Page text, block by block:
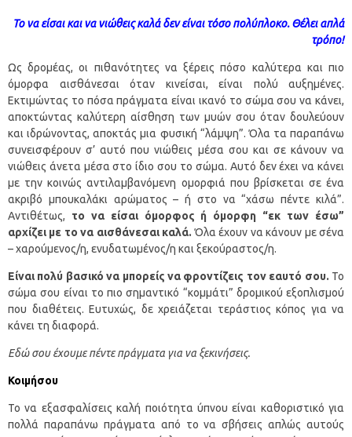
Το να είσαι και να νιώθεις καλά δεν είναι τόσο πολύπλοκο. Θέλει απλά
τρόπο!
Ως δρομέας, οι πιθανότητες να ξέρεις πόσο καλύτερα και πιο
όμορφα αισθάνεσαι όταν κινείσαι, είναι πολύ αυξημένες.
Εκτιμώντας το πόσα πράγματα είναι ικανό το σώμα σου να κάνει,
αποκτώντας καλύτερη αίσθηση των μυών σου όταν δουλεύουν
και ιδρώνοντας, αποκτάς μια φυσική “λάμψη”. Όλα τα παραπάνω
συνεισφέρουν σ’ αυτό που νιώθεις μέσα σου και σε κάνουν να
νιώθεις άνετα μέσα στο ίδιο σου το σώμα. Αυτό δεν έχει να κάνει
με την κοινώς αντιλαμβανόμενη ομορφιά που βρίσκεται σε ένα
ακριβό μπουκαλάκι αρώματος – ή στο να “χάσω πέντε κιλά”.
Αντιθέτως, το να είσαι όμορφος ή όμορφη “εκ των έσω”
αρχίζει με το να αισθάνεσαι καλά. Όλα έχουν να κάνουν με σένα
– χαρούμενος/η, ενυδατωμένος/η και ξεκούραστος/η.
Είναι πολύ βασικό να μπορείς να φροντίζεις τον εαυτό σου. Το
σώμα σου είναι το πιο σημαντικό “κομμάτι” δρομικού εξοπλισμού
που διαθέτεις. Ευτυχώς, δε χρειάζεται τεράστιος κόπος για να
κάνει τη διαφορά.
Εδώ σου έχουμε πέντε πράγματα για να ξεκινήσεις.
Κοιμήσου
Το να εξασφαλίσεις καλή ποιότητα ύπνου είναι καθοριστικό για
πολλά παραπάνω πράγματα από το να σβήσεις απλώς αυτούς